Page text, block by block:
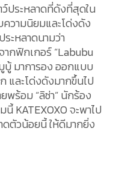
ประหลาดที่ดังที่สุดใน
ความนิยมและโด่งดัง
ะหลาดนามว่า
กฟิกเกอร์ “Labubu
มาการอง ออกแบบ
และโด่งดังมากขึ้นไป
พร้อม “ลิซ่า” นักร้อง
KATEXOXO จะพาไป
ดตัวน้อยนี้ ให้ดีมากยิ่ง